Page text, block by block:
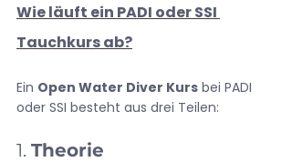
Wie läuft ein PADI oder SSI
Tauchkurs ab?
Ein Open Water Diver Kurs bei PADI
oder SSI besteht aus drei Teilen:
1. Theorie